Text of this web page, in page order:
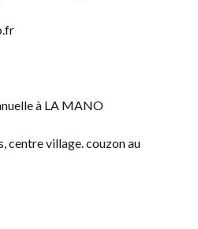
à LA MANO
centre village. couzon au